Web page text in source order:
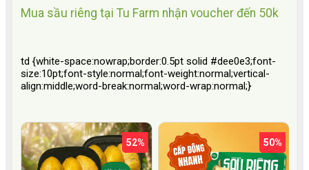
Mua sầu riêng tại Tu Farm nhận voucher đến 50k
td {white-space:nowrap;border:0.5pt solid #dee0e3;font-
size:10pt;font-style:normal;font-weight:normal;vertical-
align:middle;word-break:normal;word-wrap:normal;}
52% 50%